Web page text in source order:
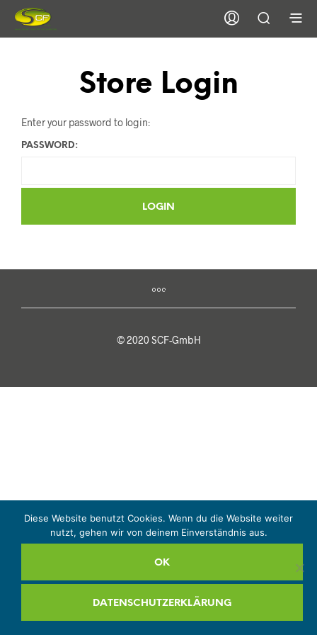
Store Login
Enter your password to login:
PASSWORD:
© 2020 SCF-GmbH
Diese Website benutzt Cookies. Wenn du die Website weiter
nutzt, gehen wir von deinem Einverständnis aus.
OK
DATENSCHUTZERKLÄRUNG